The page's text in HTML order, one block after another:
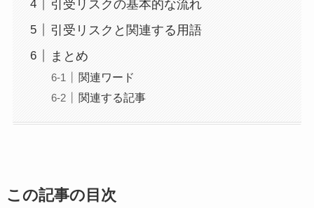
引受リスクの基本的な流れ
引受リスクと関連する用語
まとめ
関連ワード
関連する記事
この記事の目次